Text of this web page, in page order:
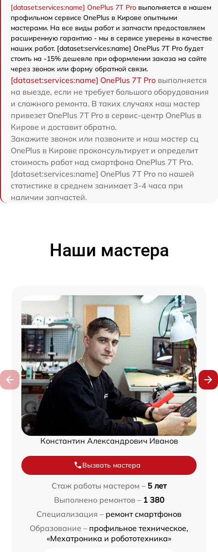
[dataset:services:name] OnePlus 7T Pro выполняется в нашем
профильном сервисе OnePlus в Кирове опытными
мастерами. На все виды работ и запчасти предоставляем
расширенную гарантию - мы в сервисе уверены в качестве
наших работ. [dataset:services:name] OnePlus 7T Pro будет
стоить на -15% дешевле при оформлении заказа на сайте
через звонок или форму обратной связи.
[dataset:services:name] OnePlus 7T Pro выполняется
на выезде, если не требует большого оборудования
и сложного ремонта. В таких случаях наш мастер
привезет OnePlus 7T Pro в сервис-центр OnePlus в
Кирове и доставит обратно.
Закажите звонок или позвоните и наш мастер сц
OnePlus в Кирове проконсультирует и определит
стоимость работ над смартфона OnePlus 7T Pro.
[dataset:services:name] OnePlus 7T Pro по нашей
статистике в среднем занимает 3-4 часа при
наличии запчастей.
Наши мастера
Константин Александрович Иванов
Вызвать мастера
Стаж работы мастером – 5 лет
Выполнено ремонтов – 1 380
Специализация – ремонт смартфонов
Образование – профильное техническое,
«Мехатроника и робототехника»